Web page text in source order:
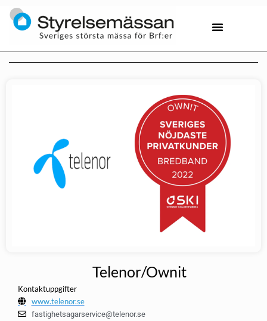
Telenor/Ownit
Kontaktuppgifter
www.telenor.se
fastighetsagarservice@telenor.se